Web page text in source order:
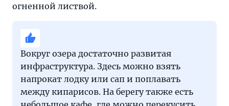
огненной листвой.
Вокруг озера достаточно развитая
инфраструктура. Здесь можно взять
напрокат лодку или сап и поплавать
между кипарисов. На берегу также есть